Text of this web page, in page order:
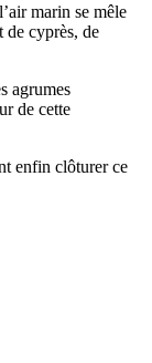
marin se mêle
de cyprès, de
agrumes
de cette
enfin clôturer ce